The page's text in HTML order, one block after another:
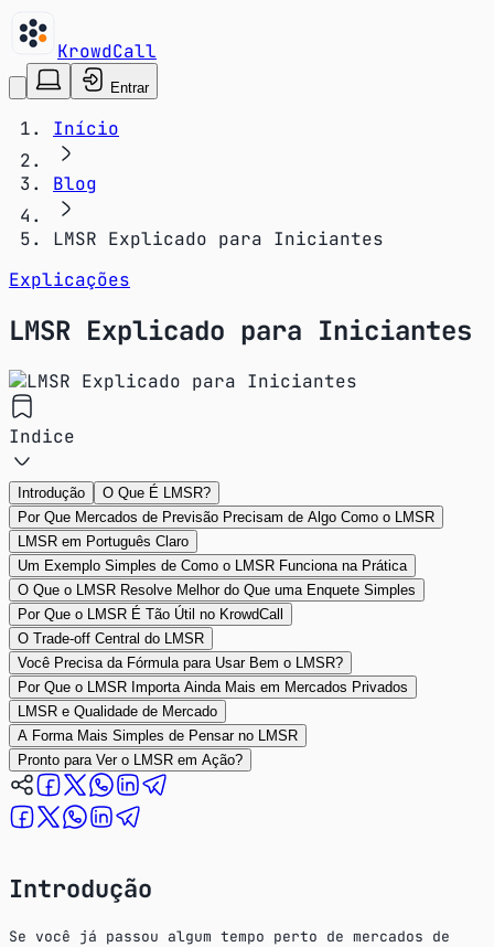
KrowdCall
Entrar
Início
Blog
LMSR Explicado para Iniciantes
Explicações
LMSR Explicado para Iniciantes
Indice
Introdução
O Que É LMSR?
Por Que Mercados de Previsão Precisam de Algo Como o LMSR
LMSR em Português Claro
Um Exemplo Simples de Como o LMSR Funciona na Prática
O Que o LMSR Resolve Melhor do Que uma Enquete Simples
Por Que o LMSR É Tão Útil no KrowdCall
O Trade-off Central do LMSR
Você Precisa da Fórmula para Usar Bem o LMSR?
Por Que o LMSR Importa Ainda Mais em Mercados Privados
LMSR e Qualidade de Mercado
A Forma Mais Simples de Pensar no LMSR
Pronto para Ver o LMSR em Ação?
Introdução
Se você já passou algum tempo perto de mercados de